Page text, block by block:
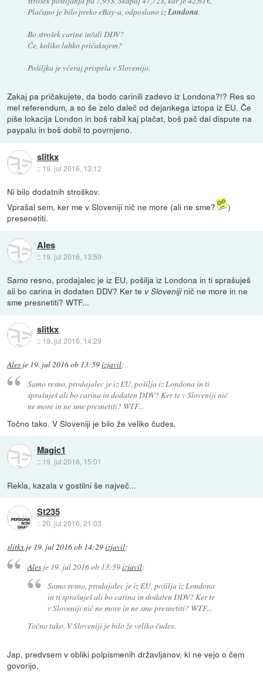
Plačano je bilo preko eBay-a, odposlano izLondona.
Bo strošek carine in/ali DDV?
Če, koliko lahko pričakujem?
Pošiljka je včeraj prispela v Slovenijo.
Zakaj pa pričakujete, da bodo carinili zadevo iz Londona?!? Res so
mel referendum, a so še zelo daleč od dejankega iztopa iz EU. Če
piše lokacija London in boš rabil kaj plačat, boš pač dal dispute na
paypalu in boš dobil to povrnjeno.
slitkx
:: 19. jul 2016, 13:12
Ni bilo dodatnih stroškov.
Vprašal sem, ker me v Sloveniji nič ne more (ali ne sme?
)
presenetiti.
Ales
:: 19. jul 2016, 13:59
Samo resno, prodajalec je iz EU, pošilja iz Londona in ti sprašuješ
ali bo carina in dodaten DDV? Ker te v Slovenijinič ne more in ne
sme presnetiti? WTF...
slitkx
:: 19. jul 2016, 14:29
Ales je 19. jul 2016 ob 13:59izjavil:
Samo resno, prodajalec je iz EU, pošilja iz Londona in ti
sprašuješ ali bo carina in dodaten DDV? Ker te v Slovenijinič
ne more in ne sme presnetiti? WTF...
Točno tako. V Sloveniji je bilo že veliko čudes.
Magic1
:: 19. jul 2016, 15:01
Rekla, kazala v gostilni še največ...
St235
::20. jul 2016, 21:03
slitkx je 19. jul 2016 ob 14:29izjavil:
Alesje 19. jul 2016 ob 13:59izjavil:
Samo resno, prodajalec je iz EU, pošilja iz Londona
in ti sprašuješ ali bo carina in dodaten DDV? Ker te
v Slovenijinič ne more in ne sme presnetiti? WTF...
Točno tako. V Sloveniji je bilo že veliko čudes.
Jap, predvsem v obliki polpismenih državljanov, ki ne vejo o čem
govorijo.